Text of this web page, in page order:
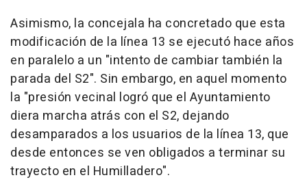
Asimismo, la concejala ha concretado que esta
modificación de la línea 13 se ejecutó hace años
en paralelo a un "intento de cambiar también la
parada del S2". Sin embargo, en aquel momento
la "presión vecinal logró que el Ayuntamiento
diera marcha atrás con el S2, dejando
desamparados a los usuarios de la línea 13, que
desde entonces se ven obligados a terminar su
trayecto en el Humilladero".